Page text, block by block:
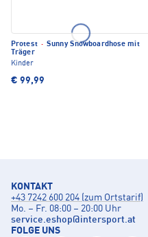
Protest · Sunny Snowboardhose mit
Träger
Kinder
€ 99,99
KONTAKT
+43 7242 600 204 (zum Ortstarif)
Mo. – Fr. 08:00 – 20:00 Uhr
service.eshop@intersport.at
FOLGE UNS